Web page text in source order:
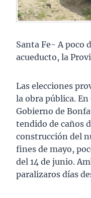
Santa Fe- A poco
acueducto, la
Las elecciones
la obra pública.
Gobierno de
tendido de caños
construcción del
fines de mayo,
del 14 de junio.
paralizaros días